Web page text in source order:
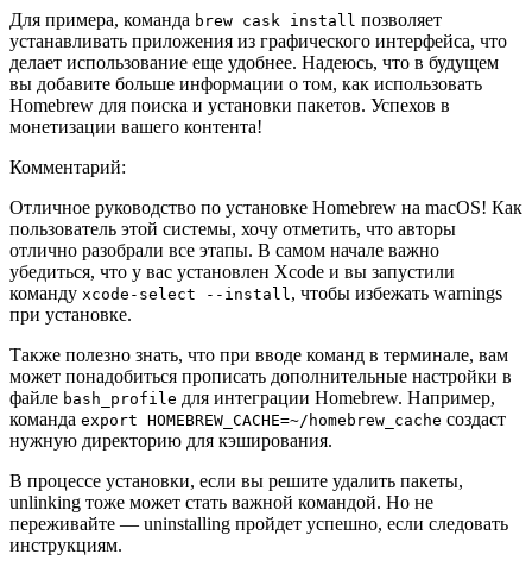
Для примера, команда brew cask install позволяет
устанавливать приложения из графического интерфейса, что
делает использование еще удобнее. Надеюсь, что в будущем
вы добавите больше информации о том, как использовать
Homebrew для поиска и установки пакетов. Успехов в
монетизации вашего контента!
Комментарий:
Отличное руководство по установке Homebrew на macOS! Как
пользователь этой системы, хочу отметить, что авторы
отлично разобрали все этапы. В самом начале важно
убедиться, что у вас установлен Xcode и вы запустили
команду xcode-select --install , чтобы избежать warnings
при установке.
Также полезно знать, что при вводе команд в терминале, вам
может понадобиться прописать дополнительные настройки в
файле bash_profile для интеграции Homebrew. Например,
команда export HOMEBREW_CACHE=~/homebrew_cache создаст
нужную директорию для кэширования.
В процессе установки, если вы решите удалить пакеты,
unlinking тоже может стать важной командой. Но не
переживайте — uninstalling пройдет успешно, если следовать
инструкциям.